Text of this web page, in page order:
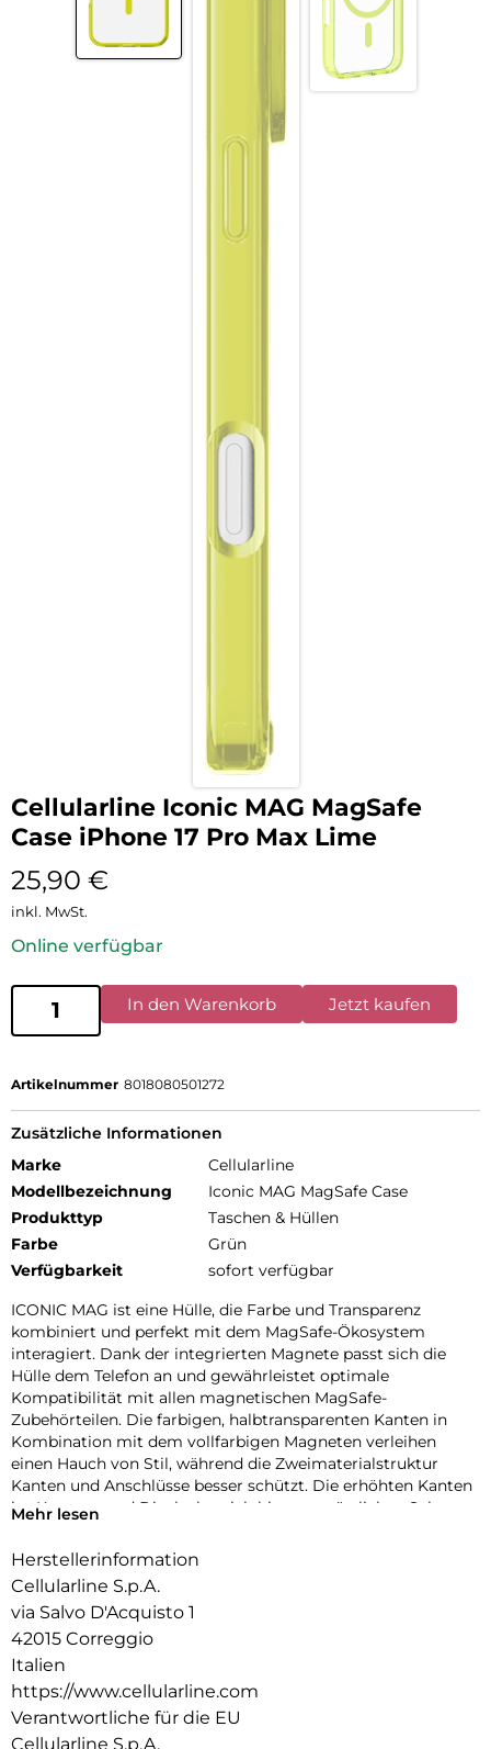
Cellularline Iconic MAG MagSafe
Case iPhone 17 Pro Max Lime
25,90 €
inkl. MwSt.
Online verfügbar
In den Warenkorb Jetzt kaufen
Artikelnummer 8018080501272
Zusätzliche Informationen
Marke
Cellularline
Modellbezeichnung
Iconic MAG MagSafe Case
Produkttyp
Taschen & Hüllen
Farbe
Grün
Verfügbarkeit
sofort verfügbar
ICONIC MAG ist eine Hülle, die Farbe und Transparenz
kombiniert und perfekt mit dem MagSafe-Ökosystem
interagiert. Dank der integrierten Magnete passt sich die
Hülle dem Telefon an und gewährleistet optimale
Kompatibilität mit allen magnetischen MagSafe-
Zubehörteilen. Die farbigen, halbtransparenten Kanten in
Kombination mit dem vollfarbigen Magneten verleihen
einen Hauch von Stil, während die Zweimaterialstruktur
Kanten und Anschlüsse besser schützt. Die erhöhten Kanten
im Kamera- und Displaybereich bieten zusätzlichen Schutz
geschützt und immer einsatzbereit mit dem MagSafe-
Mehr lesen
Herstellerinformation
Cellularline S.p.A.
via Salvo D'Acquisto 1
42015 Correggio
Italien
https://www.cellularline.com
Verantwortliche für die EU
Cellularline S.p.A.